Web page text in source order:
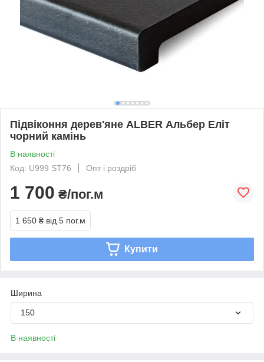
Підвіконня дерев'яне ALBER Альбер Еліт
чорний камінь
В наявності
Код: U999 ST76
Опт і роздріб
1 700 ₴/пог.м
1 650 ₴ від 5 пог.м
Купити
Ширина
150
В наявності